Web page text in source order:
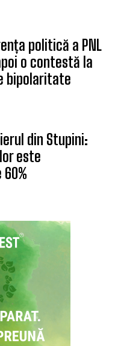
politică a PNL
o contestă la
bipolaritate
din Stupini:
este